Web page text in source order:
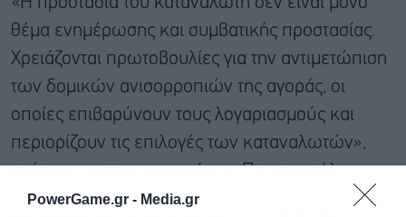
PowerGame.gr - Media.gr
«Η προστασία του καταναλωτή δεν είναι μόνο
θέμα ενημέρωσης και συμβατικής προστασίας.
Χρειάζονται πρωτοβουλίες για την αντιμετώπιση
των δομικών ανισορροπιών της αγοράς, οι
οποίες επιβαρύνουν τους λογαριασμούς και
περιορίζουν τις επιλογές των καταναλωτών»,